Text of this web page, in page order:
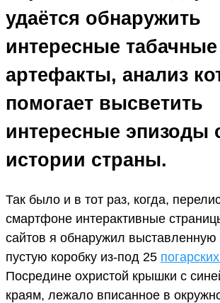
удаётся обнаружить
интересные табачные
артефакты, анализ
помогает высветить
интересные эпизоды
истории страны.
Так было и в тот раз, когда,
смартфоне интерактивные
сайтов я обнаружил
пустую коробку из-под 25
Посредине охристой крышки с
краям, лежало вписанное в